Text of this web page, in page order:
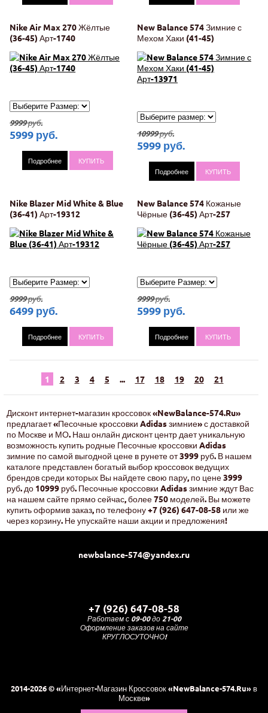
Nike Air Max 270 Жёлтые
(36-45) Арт-1740
9999руб.
5999 руб.
Подробнее КУПИТЬ
New Balance 574 Зимние с
Мехом Хаки (41-45)
10999руб.
5999 руб.
Подробнее КУПИТЬ
Nike Blazer Mid White & Blue
(36-41) Арт-19312
9999руб.
6499 руб.
Подробнее КУПИТЬ
New Balance 574 Кожаные
Чёрные (36-45) Арт-257
9999руб.
5999 руб.
Подробнее КУПИТЬ
1 2 3 4 5 ... 17 18 19 20 21
Дисконт интернет-магазин кроссовок «NewBalance-574.Ru»
предлагает «Песочные кроссовки Adidas зимние» с доставкой
по Москве и МО. Наш онлайн дисконт центр дает уникальную
возможность купить родные Песочные кроссовки Adidas
зимние по самой выгодной цене в рунете от 3999 руб. В нашем
каталоге представлен богатый выбор кроссовок ведущих
брендов среди которых Вы найдете свою пару, по цене 3999
руб. до 10999 руб. Песочные кроссовки Adidas зимние ждут Вас
на нашем сайте прямо сейчас, более 750 моделей. Вы можете
купить оформив заказ, по телефону +7 (926) 647-08-58 или же
через корзину. Не упускайте наши акции и предложения!
newbalance-574@yandex.ru
+7 (926) 647-08-58
Работаем с 09-00 до 21-00
Оформление заказов на сайте
КРУГЛОСУТОЧНО!
2014-2026 © «Интернет-Магазин Кроссовок «NewBalance-574.Ru» в
Москве»